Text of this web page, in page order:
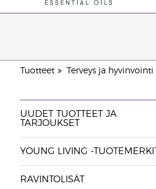
Tuotteet Terveys ja hyvinvointi
UUDET TUOTTEET JA
TARJOUKSET
YOUNG LIVING -TUOTEMERKIT
RAVINTOLISÄT